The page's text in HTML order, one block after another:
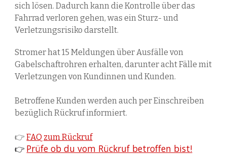
sich lösen. Dadurch kann die Kontrolle über das
Fahrrad verloren gehen, was ein Sturz- und
Verletzungsrisiko darstellt.
Stromer hat 15 Meldungen über Ausfälle von
Gabelschaftrohren erhalten, darunter acht Fälle mit
Verletzungen von Kundinnen und Kunden.
Betroffene Kunden werden auch per Einschreiben
bezüglich Rückruf informiert.
👉FAQ zum Rückruf
👉 Prüfe ob du vom Rückruf betroffen bist!